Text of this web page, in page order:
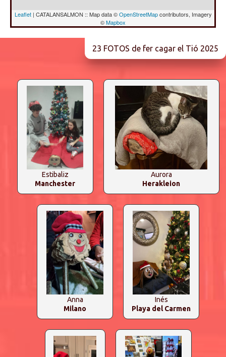
Leaflet| CATALANSALMON :: Map data ©OpenStreetMapcontributors, Imagery
©Mapbox
23 FOTOS de fer cagar el Tió 2025
Estibaliz
Manchester
Aurora
Herakleion
Anna
Milano
Inés
Playa del Carmen